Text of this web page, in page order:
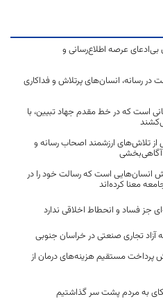
عرصه اطلاع‌رسانی و
در رسانه، انسان‌های پرتلاش و فداکاری
است که در خط مقدم جهاد تبیین، با
از تلاش‌های ارزشمند اصحاب رسانه و
آگاهی‌بخشی
انسان‌هایی است که رسالت خود را در
معنا کرده‌اند
جز فساد و انحطاط اخلاقی ندارد
آزاد تجاری صنعتی در خراسان جنوبی
پرداخت مستقیم هزینه‌های درمان از
به مردم پشت سر گذاشتیم